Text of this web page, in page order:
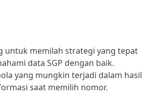
untuk memilah strategi yang tepat
data SGP dengan baik.
yang mungkin terjadi dalam hasil
saat memilih nomor.